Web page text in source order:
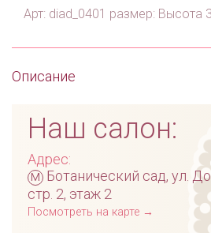
Арт: diad_0401 размер: Высота
Описание
Наш салон:
Адрес:
м Ботанический сад, ул.
стр. 2, этаж 2
Посмотреть на карте →